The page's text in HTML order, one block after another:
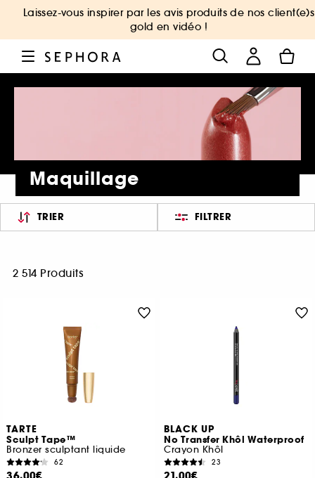
Laissez-vous inspirer par les avis produits de nos client(e)s
gold en vidéo !
Maquillage
TRIER FILTRER
2 514 Produits
TARTE
Sculpt Tape™
Bronzer sculptant liquide
62
BLACK UP
No Transfer Khôl Waterproof
Crayon Khôl
23